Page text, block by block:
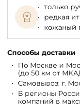
только
редкая
кожаный
Способы доставки
По Москве и
(до 50 км от
Самовывоз: г.
В регионы
компаний в